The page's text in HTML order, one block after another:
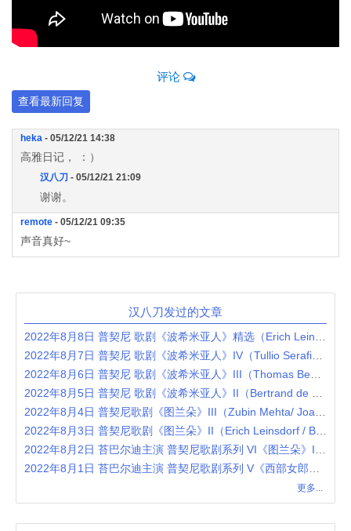
评论
查看最新回复
heka - 05/12/21 14:38
高雅日记， ：）
汉八刀 - 05/12/21 21:09
谢谢。
remote - 05/12/21 09:35
声音真好~
汉八刀发过的文章
更多...